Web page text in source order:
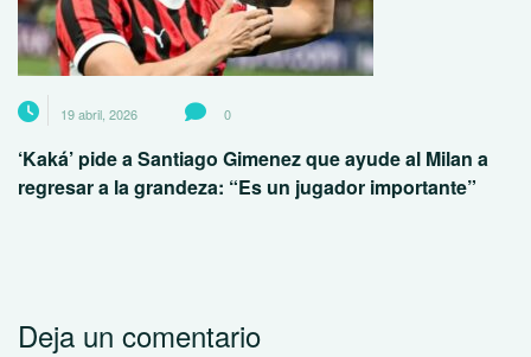
19 abril, 2026 0
‘Kaká’ pide a Santiago Gimenez que ayude al Milan a
regresar a la grandeza: “Es un jugador importante”
Deja un comentario